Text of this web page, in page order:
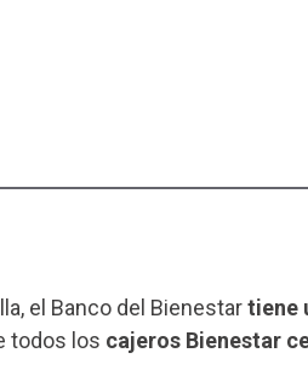
el Banco del Bienestartiene
todos los cajeros Bienestar